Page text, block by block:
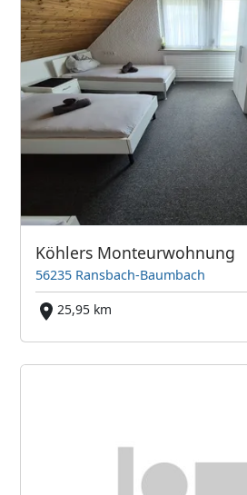
Köhlers Monteurwohnung
56235 Ransbach-Baumbach
25,95 km